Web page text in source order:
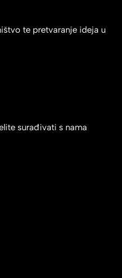
te pretvaranje ideja u
surađivati s nama